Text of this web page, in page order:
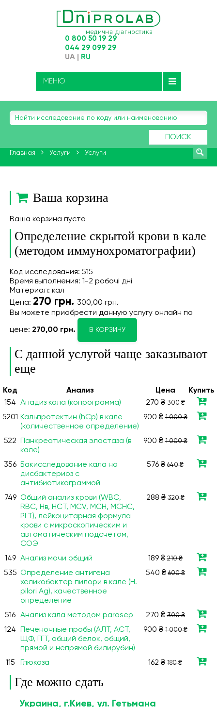
0 800 50 19 29
044 29 099 29
UA RU
МЕНЮ
ПОИСК
Главная Услуги Услуги
Ваша корзина
Ваша корзина пуста
Определение скрытой крови в кале
(методом иммунохроматографии)
Код исследования: 515
Время выполнения: 1-2 робочі дні
Материал: кал
Цена: 270 грн. 300,00 грн.
Вы можете приобрести данную услугу онлайн по
цене: 270,00 грн. В КОРЗИНУ
С данной услугой чаще заказывают
еще
Код Анализ Цена
Купить
154
Анадиз кала (копрограмма) 270 ₴300 ₴
5201 Кальпротектин (hCp) в кале
(количественное определение)
900 ₴1 000 ₴
522
Панкреатическая эластаза (в
кале)
900 ₴1 000 ₴
356
Бакисследование кала на
дисбактериоз с
антибиотикограммой
576 ₴ 640 ₴
749 Общий анализ крови (WBC,
RBC, Нв, HCT, MCV, МСН, МСНС,
PLT), лейкоцитарная формула
крови с микроскопическим и
автоматическим подсчётом,
СОЭ
288 ₴320 ₴
149 Анализ мочи общий 189 ₴210 ₴
535 Определение антигена
хеликобактер пилори в кале (H.
pilori Ag), качественное
определение
540 ₴600 ₴
516 Анализ кала методом parasep 270 ₴300 ₴
124
Печеночные пробы (АЛТ, АСТ,
ЩФ, ГГТ, общий белок, общий,
прямой и непрямой билирубин)
900 ₴1 000 ₴
115 Глюкоза 162 ₴ 180 ₴
Где можно сдать
Украина, г.Киев, ул. Гетьмана